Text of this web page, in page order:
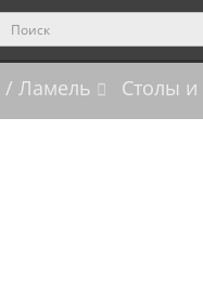
/ Ламель Столы и